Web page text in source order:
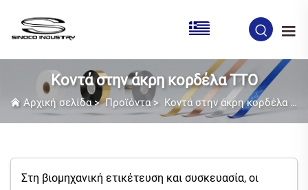
Κοντά στην άκρη κορδέλα TTO
Αρχική σελίδα>Προϊόντα> Κοντά στην άκρη κορδέλα TTO
Στη βιομηχανική ετικέτευση και συσκευασία, οι